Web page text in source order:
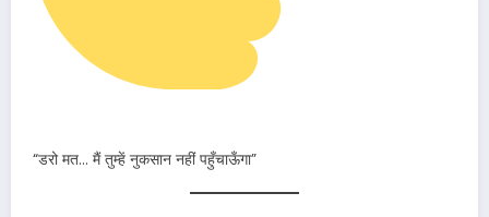
“डरो मत… मैं तुम्हें नुकसान नहीं पहुँचाऊँगा”